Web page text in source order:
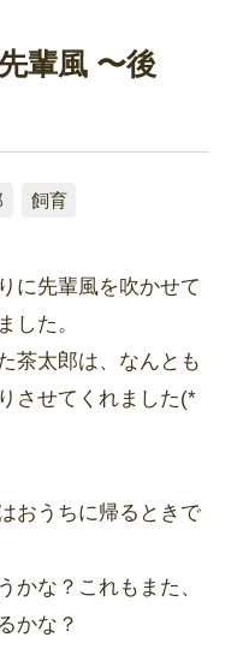
輩風 〜後
飼育
に先輩風を吹かせて
した。
茶太郎は、なんとも
させてくれました(*
おうちに帰るときで
かな？これもまた、
かな？